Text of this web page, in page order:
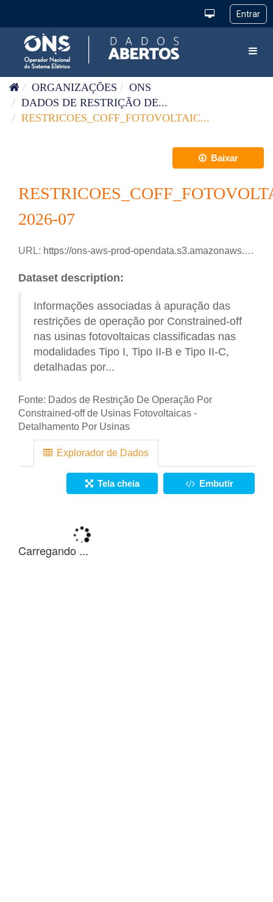
ORGANIZAÇÕES
ONS
DADOS DE RESTRIÇÃO DE...
RESTRICOES_COFF_FOTOVOLTAIC...
Baixar
2026-07
URL: https://ons-aws-prod-opendata.s3.amazonaws.com/dataset/restricao_coff_fotovoltaica_detail_tm/RESTRICAO_COFF_FOTOVOLTAICA_DETAIL_2026_07.csv
Dataset description:
Informações associadas à apuração das
restrições de operação por Constrained-off
nas usinas fotovoltaicas classificadas nas
modalidades Tipo I, Tipo II-B e Tipo II-C,
detalhadas por...
Fonte: Dados de Restrição De Operação Por
Constrained-off de Usinas Fotovoltaicas -
Detalhamento Por Usinas
Explorador de Dados
Tela cheia Embutir